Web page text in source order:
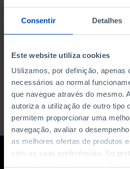
Consentir Detalhes
Este website utiliza cookies
Utilizamos, por definição, apenas
necessários ao normal
que navegue através do mesmo.
autoriza a utilização de outro tipo
permitem proporcionar uma
navegação, avaliar o
as melhores ofertas de produtos
com as suas preferências. Se
DATA DE FIM